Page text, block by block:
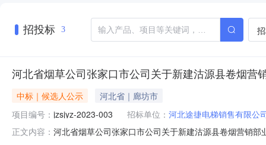
招投标 3
河北省烟草公司张家口市公司关于新建沽源县卷烟
中标｜候选人公示
河北省｜廊坊市
项目编号： jzsjyz-2023-003 招标单位： 河北途捷电梯销售有限公
正文内容： 河北省烟草公司张家口市公司关于新建沽源县卷烟营销